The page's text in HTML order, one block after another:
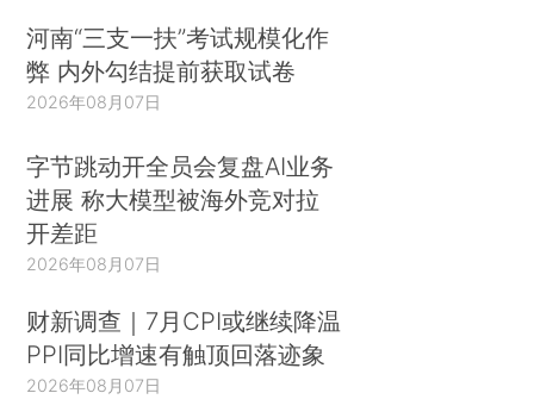
河南“三支一扶”考试规模化作
弊 内外勾结提前获取试卷
2026年08月07日
字节跳动开全员会复盘AI业务
进展 称大模型被海外竞对拉
开差距
2026年08月07日
财新调查｜7月CPI或继续降温
PPI同比增速有触顶回落迹象
2026年08月07日